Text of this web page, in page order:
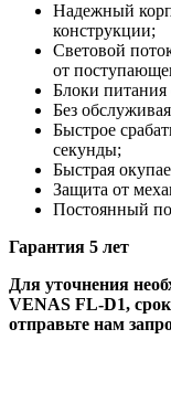
Надежный
конструкции;
Световой
от
Блоки
Без
Быстрое
секунды;
Быстрая
Защита от
Постоянный
Гарантия 5 лет
Для уточнения
VENAS FL-D1,
отправьте нам